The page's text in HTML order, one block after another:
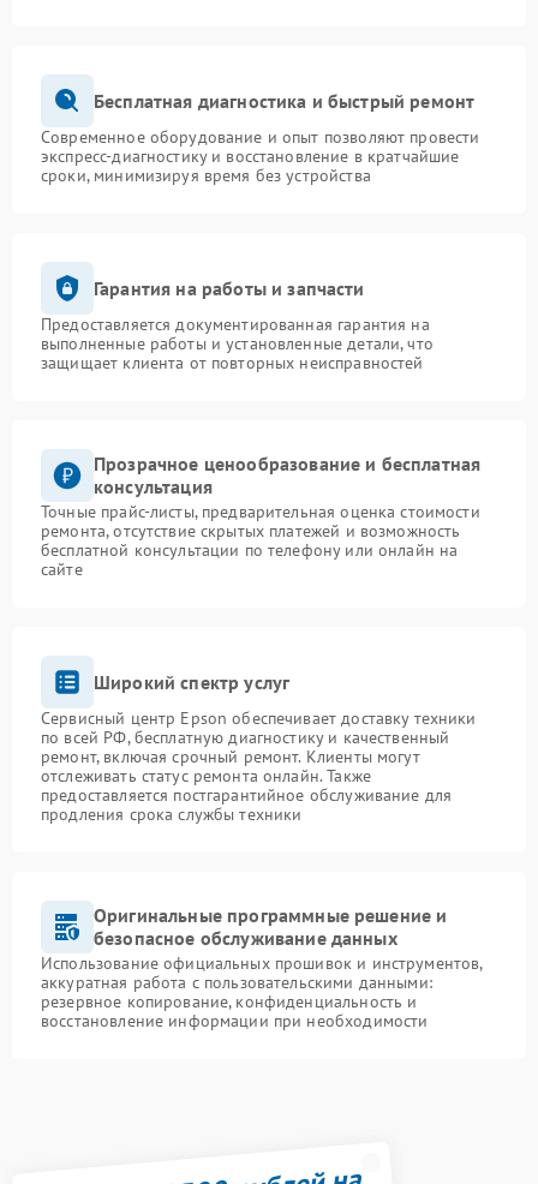
Бесплатная диагностика и быстрый ремонт
Современное оборудование и опыт позволяют провести
экспресс-диагностику и восстановление в кратчайшие
сроки, минимизируя время без устройства
Гарантия на работы и запчасти
Предоставляется документированная гарантия на
выполненные работы и установленные детали, что
защищает клиента от повторных неисправностей
Прозрачное ценообразование и бесплатная
консультация
Точные прайс-листы, предварительная оценка стоимости
ремонта, отсутствие скрытых платежей и возможность
бесплатной консультации по телефону или онлайн на
сайте
Широкий спектр услуг
Сервисный центр Epson обеспечивает доставку техники
по всей РФ, бесплатную диагностику и качественный
ремонт, включая срочный ремонт. Клиенты могут
отслеживать статус ремонта онлайн. Также
предоставляется постгарантийное обслуживание для
продления срока службы техники
Оригинальные программные решение и
безопасное обслуживание данных
Использование официальных прошивок и инструментов,
аккуратная работа с пользовательскими данными:
резервное копирование, конфиденциальность и
восстановление информации при необходимости